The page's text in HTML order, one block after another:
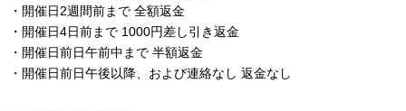
・開催日2週間前まで 全額返金
・開催日4日前まで 1000円差し引き返金
・開催日前日午前中まで 半額返金
・開催日前日午後以降、および連絡なし 返金なし